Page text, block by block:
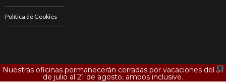
Política de Cookies
934 418 278
X
Nuestras oficinas permanecerán cerradas por vacaciones del 31
de julio al 21 de agosto, ambos inclusive.